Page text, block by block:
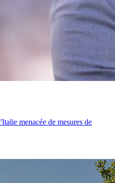
menacée de mesures de